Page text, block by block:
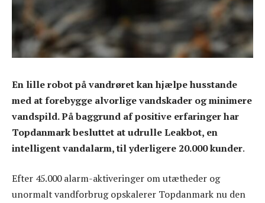
En lille robot på vandrøret kan hjælpe husstande
med at forebygge alvorlige vandskader og minimere
vandspild. På baggrund af positive erfaringer har
Topdanmark besluttet at udrulle Leakbot, en
intelligent vandalarm, til yderligere 20.000 kunder.
Efter 45.000 alarm-aktiveringer om utætheder og
unormalt vandforbrug opskalerer Topdanmark nu den